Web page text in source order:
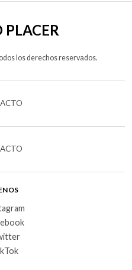
PLACER
los derechos reservados.